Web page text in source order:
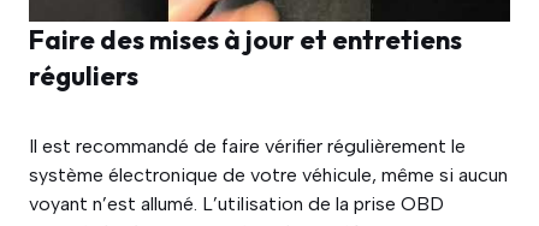
Faire des mises à jour et entretiens
réguliers
Il est recommandé de faire vérifier régulièrement le
système électronique de votre véhicule, même si aucun
voyant n’est allumé. L’utilisation de la prise OBD